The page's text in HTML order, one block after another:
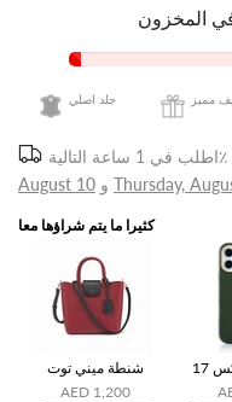
المخزون
جلد اصلي مميز
اطلب في
August 10
Thursday,
كثيرا ما يتم شراؤها معا
شنطة ميني توت
AED 1,200